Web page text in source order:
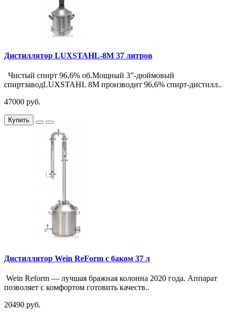
Дистиллятор LUXSTAHL-8М 37 литров
Чистый спирт 96,6% об.Мощный 3”-дюймовый
спиртзаводLUXSTAHL 8M производит 96,6% спирт-дистилл..
47000 руб.
Купить
Дистиллятор Wein ReForm с баком 37 л
Wein Reform — лучшая бражная колонна 2020 года. Аппарат
позволяет с комфортом готовить качеств..
20490 руб.